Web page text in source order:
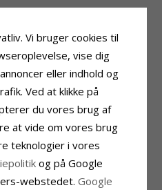
Vi bruger cookies til
vise dig
eller indhold og
Ved at klikke på
du vores brug af
at vide om vores brug
teknologier i vores
og på Google
webstedet. Google